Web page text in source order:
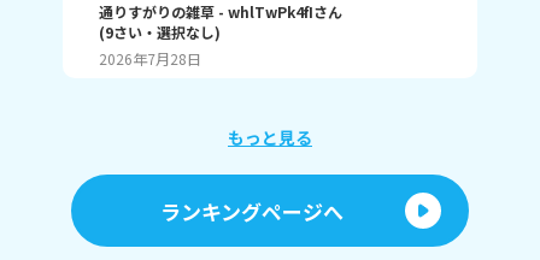
な！？
通りすがりの雑草 - whlTwPk4fIさん
(9さい・ 選択なし)
2026年7月28日
もっと見る
ランキングページへ